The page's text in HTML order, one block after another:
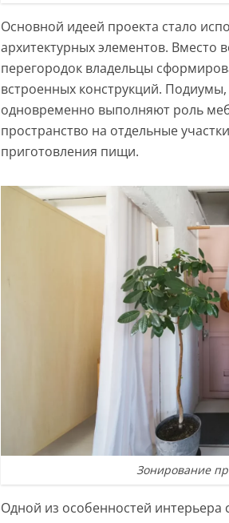
Основной идеей проекта стало
архитектурных элементов. Вместо
перегородок владельцы
встроенных конструкций.
одновременно выполняют роль
пространство на отдельные
приготовления пищи.
Зонирование
Одной из особенностей интерьера